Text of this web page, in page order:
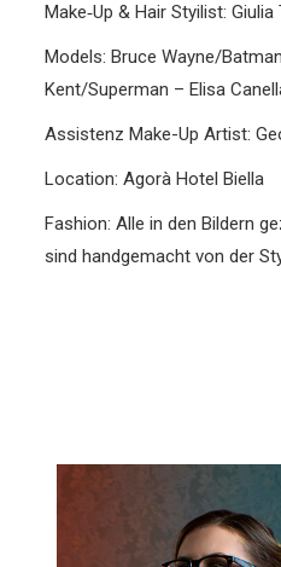
Make‐Up & Hair Styilist: Giulia
Models: Bruce Wayne/
Kent/Superman – Elisa
Assistenz Make-Up Artist:
Location: Agorà Hotel Biella
Fashion: Alle in den Bildern
sind handgemacht von der